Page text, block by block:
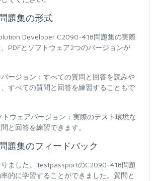
題集の形式
Developer C2090-418問題集の実際
PDFとソフトウェア2つのバージョンが
ージョン：すべての質問と回答を読みや
すべての質問と回答を練習することもで
ウェアバージョン：実際のテスト環境な
と回答を練習できます。
題集のフィードバック
ました。TestpassportのC2090-418問題
的に学習することができました。質問と